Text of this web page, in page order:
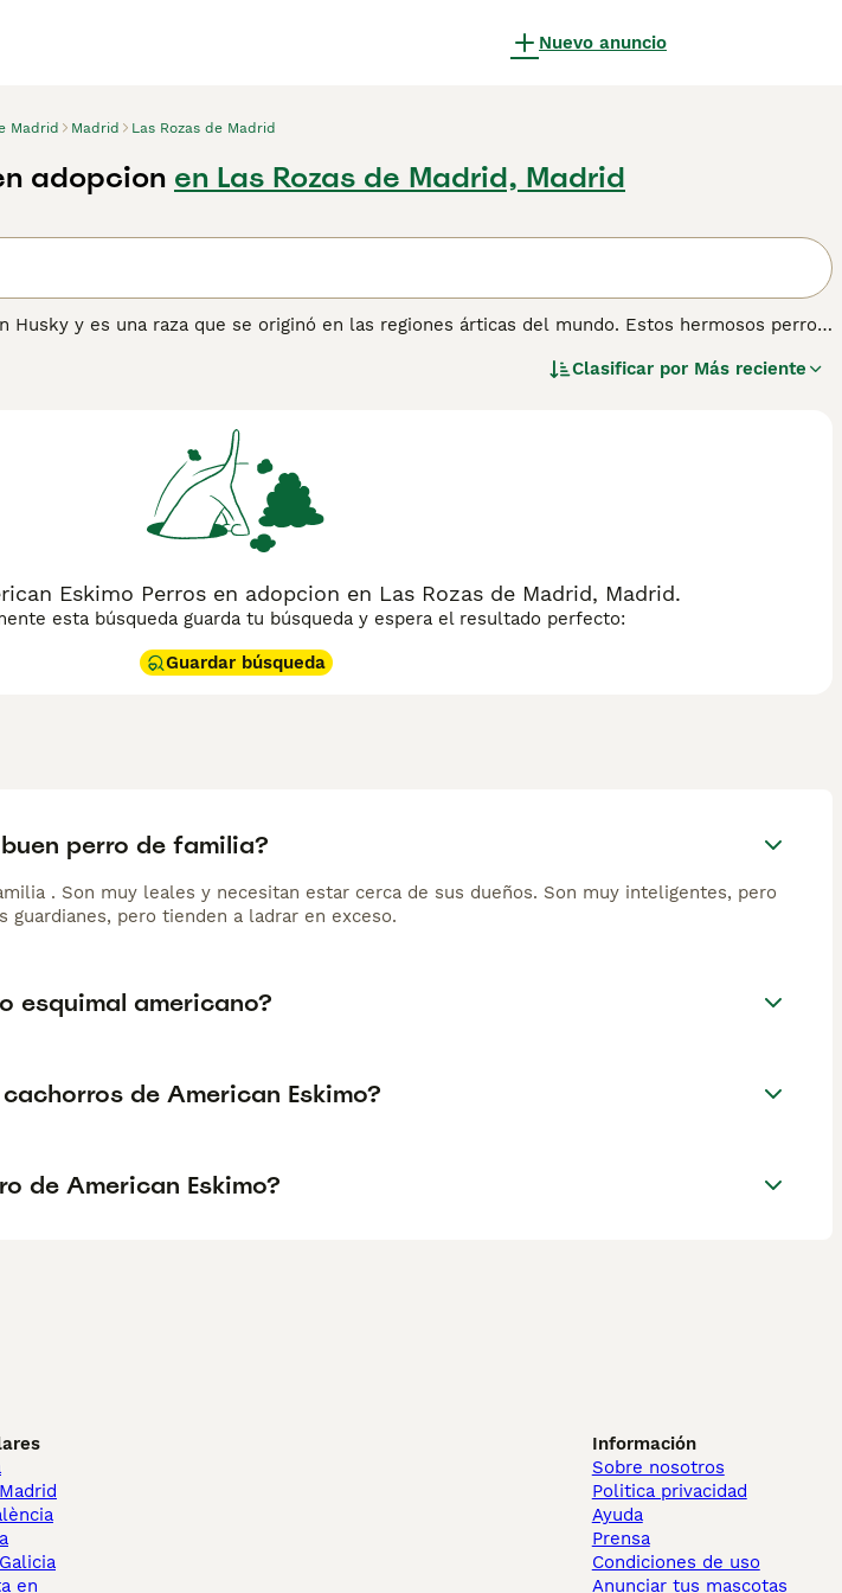
Nuevo anuncio
Madrid Madrid Las Rozas de Madrid
adopcion en Las Rozas de Madrid, Madrid
Husky y es una raza que se originó en las regiones árticas del mundo. Estos hermosos perros
están familiarizadas con la raza y disfrutan compitiendo con equipos de perros. El
verdaderos perros de trabajo, no mascotas, y son muy apreciados en Groenlandia, donde un
ha salvado a la raza de la extinción.
de American Eskimopara obtener información sobre esta raza de perro.
Clasificar por Más reciente
Eskimo Perros en adopcion en Las Rozas de Madrid, Madrid.
esta búsqueda guarda tu búsqueda y espera el resultado perfecto:
Guardar búsqueda
perro de familia?
. Son muy leales y necesitan estar cerca de sus dueños. Son muy inteligentes, pero
guardianes, pero tienden a ladrar en exceso.
esquimal americano?
de American Eskimo?
de American Eskimo?
en
Información
Sobre nosotros
Politica privacidad
Ayuda
Prensa
Condiciones de uso
Anunciar tus mascotas